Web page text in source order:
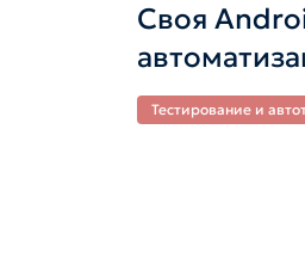
Своя
Тестирование и